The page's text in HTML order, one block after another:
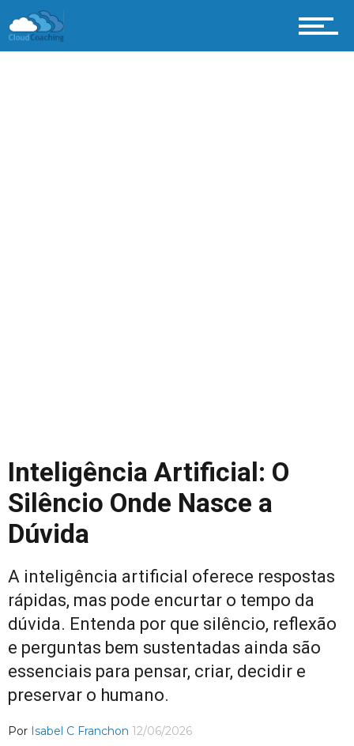
Inteligência Artificial: O
Silêncio Onde Nasce a
Dúvida
A inteligência artificial oferece respostas
rápidas, mas pode encurtar o tempo da
dúvida. Entenda por que silêncio, reflexão
e perguntas bem sustentadas ainda são
essenciais para pensar, criar, decidir e
preservar o humano.
Por Isabel C Franchon 12/06/2026